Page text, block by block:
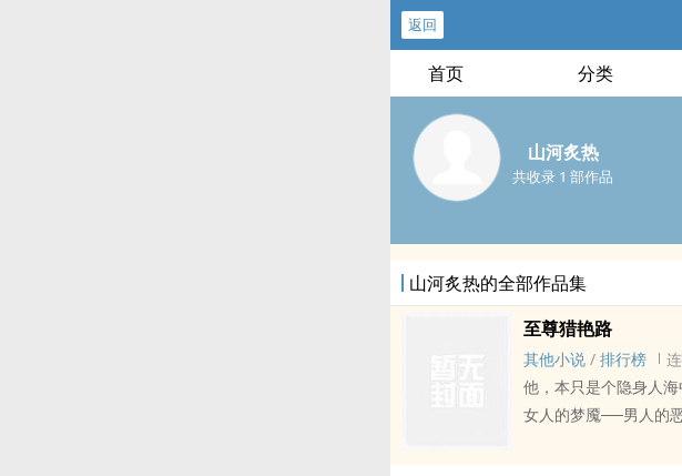
返回
首页 分类
山河炙热
共收录 1 部作品
山河炙热的全部作品集
至尊猎艳路
其他小说 / 排行榜
他，本只是个隐身人
女人的梦魇──男人的